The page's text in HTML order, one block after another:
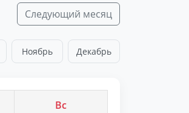
Следующий месяц
Ноябрь Декабрь
Вс